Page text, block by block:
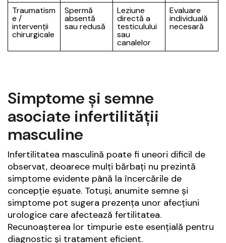
Traumatism
e /
intervenții
chirurgicale
Spermă
absentă
sau redusă
Leziune
directă a
testiculului
sau
canalelor
Evaluare
individuală
necesară
Simptome și semne
asociate infertilității
masculine
Infertilitatea masculină poate fi uneori dificil de
observat, deoarece mulți bărbați nu prezintă
simptome evidente până la încercările de
concepție eșuate. Totuși, anumite semne și
simptome pot sugera prezența unor afecțiuni
urologice care afectează fertilitatea.
Recunoașterea lor timpurie este esențială pentru
diagnostic și tratament eficient.